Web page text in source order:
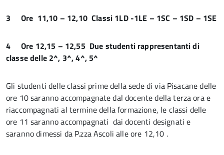
3 Ore 11,10 – 12,10 Classi 1LD -1LE – 1SC – 1SD – 1SE
4 Ore 12,15 – 12,55 Due studenti rappresentanti di
classe delle 2^, 3^, 4^, 5^
Gli studenti delle classi prime della sede di via Pisacane delle
ore 10 saranno accompagnate dal docente della terza ora e
riaccompagnati al termine della formazione, le classi delle
ore 11 saranno accompagnati dai docenti designati e
saranno dimessi da P.zza Ascoli alle ore 12,10 .